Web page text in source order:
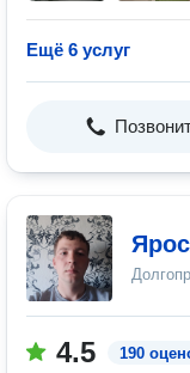
Ещё 6 услуг
4.5 190